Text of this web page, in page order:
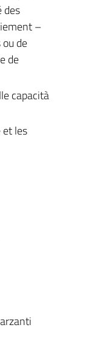
des
–
de
de
capacità
les